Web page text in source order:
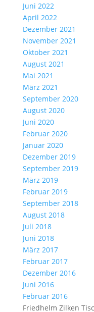
Juni 2022
April 2022
Dezember 2021
November 2021
Oktober 2021
August 2021
Mai 2021
März 2021
September 2020
August 2020
Juni 2020
Februar 2020
Januar 2020
Dezember 2019
September 2019
März 2019
Februar 2019
September 2018
August 2018
Juli 2018
Juni 2018
März 2017
Februar 2017
Dezember 2016
Juni 2016
Februar 2016
Friedhelm Zilken